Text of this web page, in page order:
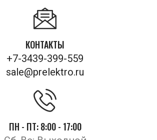
КОНТАКТЫ
+7-3439-399-559
sale@prelektro.ru
ПН - ПТ: 8:00 - 17:00